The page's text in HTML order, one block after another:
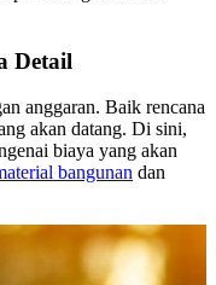
Detail
anggaran. Baik rencana
akan datang. Di sini,
biaya yang akan
bangunan dan